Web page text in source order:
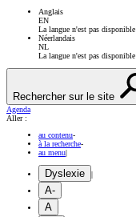
Anglais
EN
La langue n'est pas
Néerlandais
NL
La langue n'est pas
Rechercher sur le site
Agenda
Aller :
au contenu-
à la recherche-
au menu|
Dyslexie |
A-
A